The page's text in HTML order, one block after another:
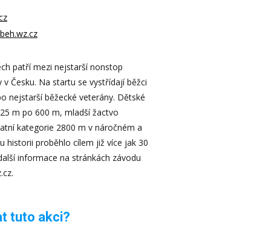
patří mezi nejstarší nonstop
Česku. Na startu se vystřídají běžci
nejstarší běžecké veterány. Dětské
m po 600 m, mladší žactvo
kategorie 2800 m v náročném a
historii proběhlo cílem již více jak 30
informace na stránkách závodu
tuto akci?